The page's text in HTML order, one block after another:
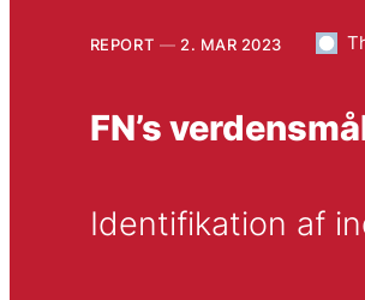
REPORT 2. MAR 2023
FN’s
Identifikation af